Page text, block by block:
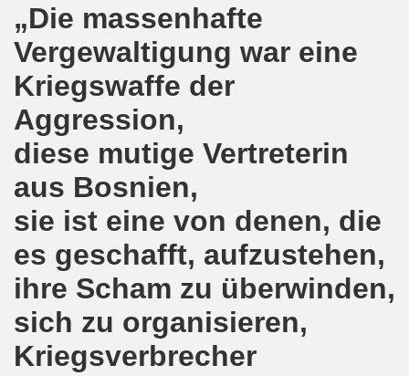
„Die massenhafte
Vergewaltigung war eine
Kriegswaffe der
Aggression,
diese mutige Vertreterin
aus Bosnien,
sie ist eine von denen, die
es geschafft, aufzustehen,
ihre Scham zu überwinden,
sich zu organisieren,
Kriegsverbrecher
im Mittelpunkt der 618. Gelsenkirchener Montagsdemo-
Bewegung setzt Zeichen: Freiheit für Deniz Yücel und
ruft zum Protest gegen die Amtseinführung von
Frank Oettler vor Gericht!
zum Jahresauftakt steckt erste Ziele für 2017!
dem Rücken der Arbeiter, ihrer Familien und
Bewegung mit großer Resonanz und internationaler
Bewegung demonstriert und protestiert weiterhin
Bewegung in Gelsenkirchen: unübersehbares